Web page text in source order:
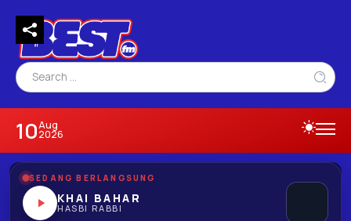
10Aug
2026
SEDANG BERLANGSUNG
KHAI BAHAR
HASBI RABBI